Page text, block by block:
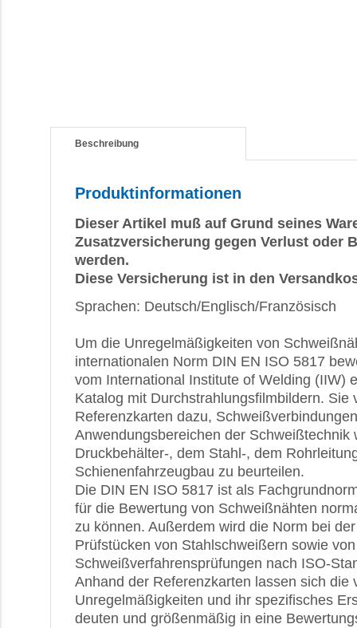
Beschreibung
Produktinformationen
Dieser Artikel muß auf Grund seines
Zusatzversicherung gegen Verlust oder
werden.
Diese Versicherung ist in den
Sprachen: Deutsch/Englisch/Französisch
Um die Unregelmäßigkeiten von
internationalen Norm DIN EN ISO 5817
vom International Institute of Welding (IIW)
Katalog mit Durchstrahlungsfilmbildern. Sie
Referenzkarten dazu,
Anwendungsbereichen der Schweißtechnik
Druckbehälter-, dem Stahl-, dem
Schienenfahrzeugbau zu beurteilen.
Die DIN EN ISO 5817 ist als
für die Bewertung von Schweißnähten
zu können. Außerdem wird die Norm bei
Prüfstücken von Stahlschweißern sowie
Schweißverfahrensprüfungen nach ISO-
Anhand der Referenzkarten lassen sich die
Unregelmäßigkeiten und ihr spezifisches
deuten und größenmäßig in eine